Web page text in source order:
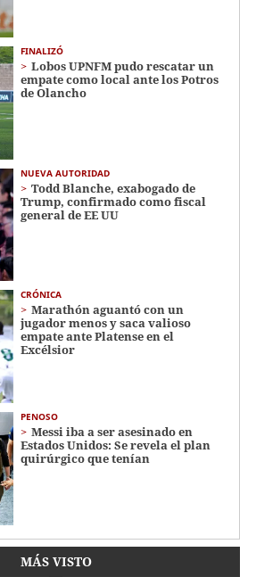
FINALIZÓ
Lobos UPNFM pudo rescatar un
empate como local ante los Potros
de Olancho
NUEVA AUTORIDAD
Todd Blanche, exabogado de
Trump, confirmado como fiscal
general de EE UU
CRÓNICA
Marathón aguantó con un
jugador menos y saca valioso
empate ante Platense en el
Excélsior
PENOSO
Messi iba a ser asesinado en
Estados Unidos: Se revela el plan
quirúrgico que tenían
MÁS VISTO